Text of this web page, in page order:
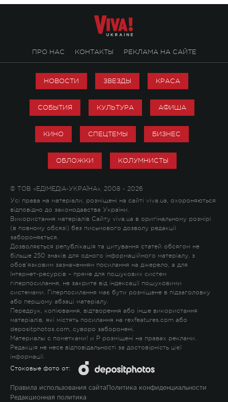
ПРО НАС КОНТАКТЫ РЕКЛАМА НА САЙТЕ
НОВОСТИ ЗВЕЗДЫ КРАСА
СОБЫТИЯ КУЛЬТУРА АФИША
КИНО СПЕЦТЕМЫ БИЗНЕС
ОБЛОЖКИ КОЛУМНИСТЫ
© ТОВ «ЕДІМЕДІА-УКРАЇНА», 2008 - 2026
Усі права на матеріали, розміщені на сайті viva.ua, охороняються
відповідно до законодавства України.
Використання матеріалів Сайту viva.ua в оригінальному розмірі
(в повному обсязі) без письмового дозволу редакції
забороняється.
Дозволяється републікація та цитування статей обсягом не
більше 250 знаків для одного інформаційного матеріалу, з
обов'язковим зазначенням посилання на джерело, а для
Інтернет-ресурсів – пряме для пошукових систем
гіперпосилання, не закрите від індексації пошуковими
системами. Гіперпосилання має бути розміщене в підзаголовку
або першому абзаці матеріалу.
Передрук, копіювання, відтворення або інше використання
матеріалів, які містять посилання на rexfeatures.com або
depositphotos.com, суворо заборонені.
Материалы с пометками! и P розміщені на правах реклами.
Редакція не несе відповідальності за достовірність цієї
інформації.
Стоковые фото от:
Правила использования сайта Политика конфиденциальности
Редакционная политика